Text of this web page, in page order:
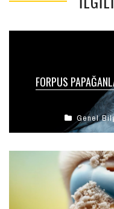
FORPUS
Genel